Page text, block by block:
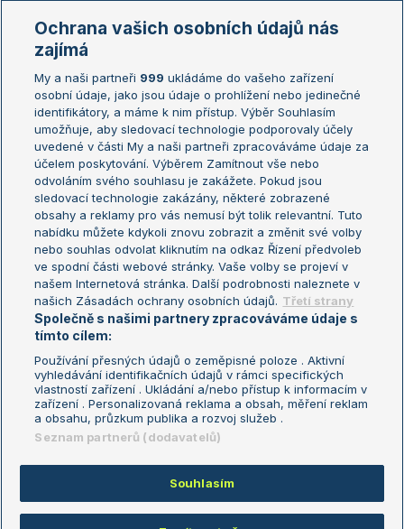
Žebříčky
Žebříček ATP (muži)
Žebříček WTA (ženy)
Sázkařský žebříček
Australian Open
French Open
Wimbledon
US Open
Turnaj mistrů
Turnaj mistryň
Aktualní trendy
Fotbalové přestupy
Livesport Daily
LS Prague Open
Podmínky užití
Nastavení soukromí
GDPR a žurnalistika
Reklama
Kontakt
Informace o zpracování osobních
údajů
Copyright © 2008-2026 TenisPortal.cz. Využíváme zpravodajství ČTK.
Ochrana vašich osobních údajů nás
zajímá
My a naši partneři 999 ukládáme do vašeho zařízení
osobní údaje, jako jsou údaje o prohlížení nebo jedinečné
identifikátory, a máme k nim přístup. Výběr Souhlasím
umožňuje, aby sledovací technologie podporovaly účely
uvedené v části My a naši partneři zpracováváme údaje za
účelem poskytování. Výběrem Zamítnout vše nebo
odvoláním svého souhlasu je zakážete. Pokud jsou
sledovací technologie zakázány, některé zobrazené
obsahy a reklamy pro vás nemusí být tolik relevantní. Tuto
nabídku můžete kdykoli znovu zobrazit a změnit své volby
nebo souhlas odvolat kliknutím na odkaz Řízení předvoleb
ve spodní části webové stránky. Vaše volby se projeví v
našem Internetová stránka. Další podrobnosti naleznete v
našich Zásadách ochrany osobních údajů. Třetí strany
Společně s našimi partnery zpracováváme údaje s
tímto cílem:
Používání přesných údajů o zeměpisné poloze . Aktivní
vyhledávání identifikačních údajů v rámci specifických
vlastností zařízení . Ukládání a/nebo přístup k informacím v
zařízení . Personalizovaná reklama a obsah, měření reklam
a obsahu, průzkum publika a rozvoj služeb .
Seznam partnerů (dodavatelů)
Souhlasím